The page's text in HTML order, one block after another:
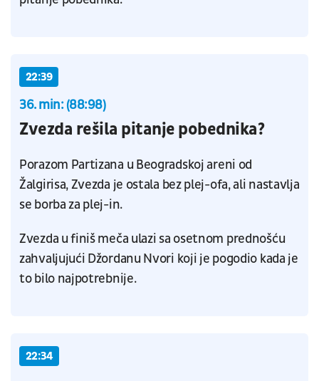
22:39
36. min: (88:98)
Zvezda rešila pitanje pobednika?
Porazom Partizana u Beogradskoj areni od
Žalgirisa, Zvezda je ostala bez plej-ofa, ali nastavlja
se borba za plej-in.
Zvezda u finiš meča ulazi sa osetnom prednošću
zahvaljujući Džordanu Nvori koji je pogodio kada je
to bilo najpotrebnije.
22:34